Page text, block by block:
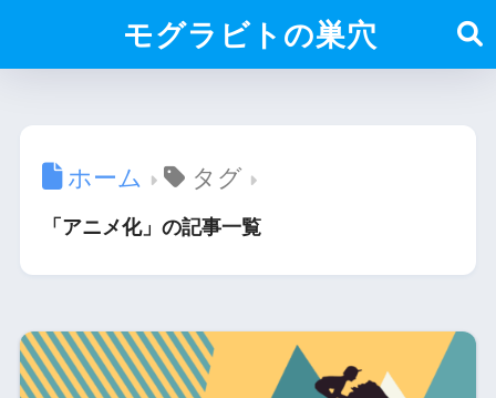
モグラビトの巣穴
ホーム タグ
「アニメ化」の記事一覧